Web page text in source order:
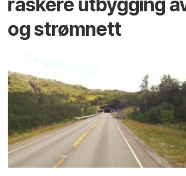
og strømnett